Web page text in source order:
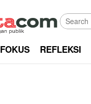
FOKUS REFLEKSI